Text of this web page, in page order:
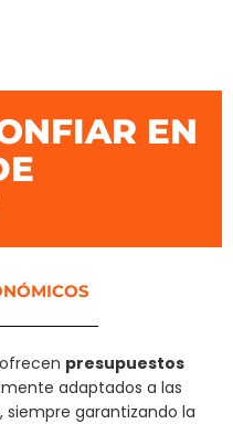
EN
presupuestos
adaptados a las
garantizando la